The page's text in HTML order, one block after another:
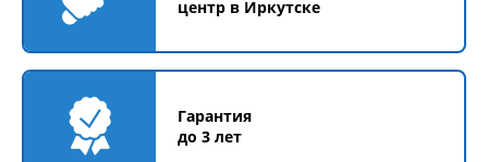
центр в Иркутске
Гарантия
до 3 лет